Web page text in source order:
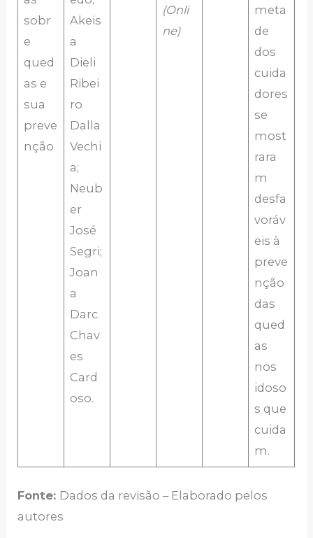
sobr
e
qued
as e
sua
preve
nção
Akeis
a
Dieli
Ribei
ro
Dalla
Vechi
a;
Neub
er
José
Segri;
Joan
a
Darc
Chav
es
Card
oso.
(Onli
ne)
meta
de
dos
cuida
dores
se
most
rara
m
desfa
voráv
eis à
preve
nção
das
qued
as
nos
idoso
s que
cuida
m.
Fonte: Dados da revisão – Elaborado pelos
autores